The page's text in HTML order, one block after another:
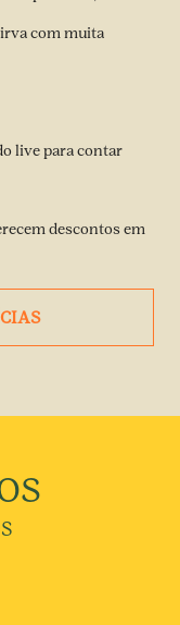
com muita
live para contar
descontos em